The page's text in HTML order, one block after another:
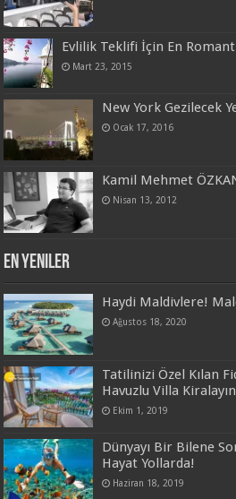
Evlilik Teklifi İçin En
Mart 23, 2015
New York Gezilecek
Ocak 17, 2016
Kamil Mehmet
Nisan 13, 2012
En Yeniler
Haydi Maldivlere!
Ağustos 18, 2020
Tatilinizi Özel Kılan
Havuzlu Villa Kiralayın
Ekim 1, 2019
Dünyayı Bir Bilene
Hayat Yollarda!
Haziran 18, 2019